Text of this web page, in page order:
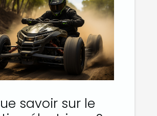
savoir sur le